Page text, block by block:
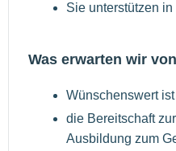
Sie unterstützen
Was erwarten wir
Wünschenswert
die Bereitschaft
Ausbildung zum